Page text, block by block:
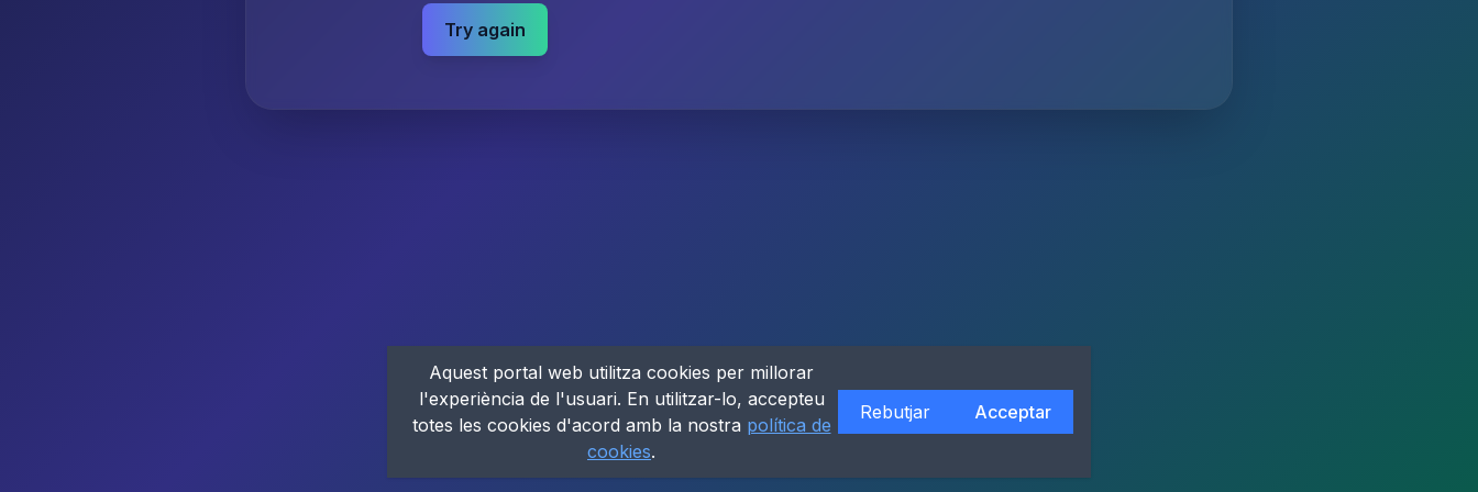
Try again
Aquest portal web utilitza cookies per millorar
l'experiència de l'usuari. En utilitzar-lo, accepteu
totes les cookies d'acord amb la nostra política de
cookies.
Rebutjar Acceptar